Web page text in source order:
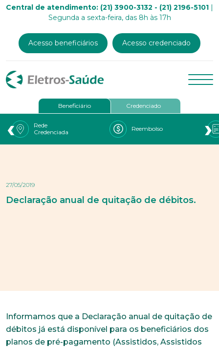
Central de atendimento: (21) 3900-3132 - (21) 2196-5101 |
Segunda a sexta-feira, das 8h às 17h
Acesso beneficiários Acesso credenciado
Beneficiário Credenciado
Rede
Credenciada
Reembolso
‹ ›
27/05/2019
Declaração anual de quitação de débitos.
Informamos que a Declaração anual de quitação de
débitos já está disponível para os beneficiários dos
planos de pré-pagamento (Assistidos, Assistidos